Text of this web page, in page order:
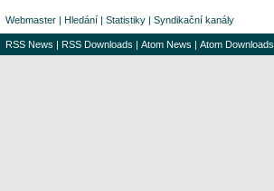
Webmaster | Hledání | Statistiky | Syndikační kanály
RSS News | RSS Downloads | Atom News | Atom Downloads